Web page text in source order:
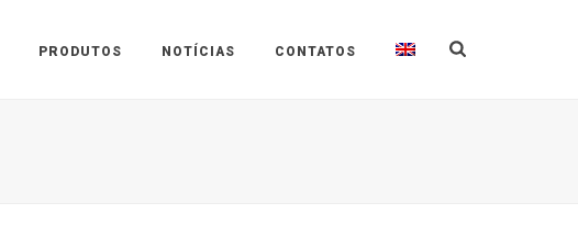
PRODUTOS NOTÍCIAS CONTATOS